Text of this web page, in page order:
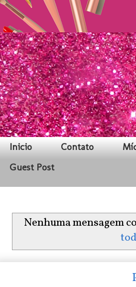
Inicio Contato
Guest Post
Nenhuma mensagem